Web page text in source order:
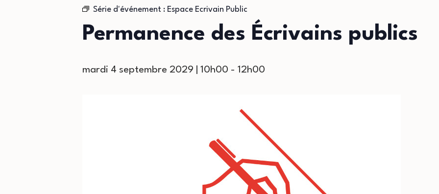
Série d'événement : Espace Ecrivain Public
Permanence des Écrivains publics
mardi 4 septembre 2029 | 10h00 - 12h00